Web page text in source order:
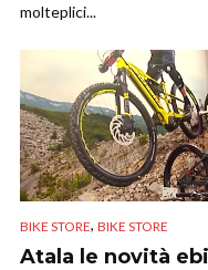
molteplici...
BIKE STORE, BIKE STORE
Atala le novità